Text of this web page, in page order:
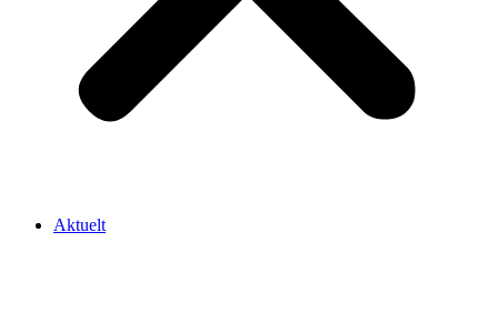
Aktuelt